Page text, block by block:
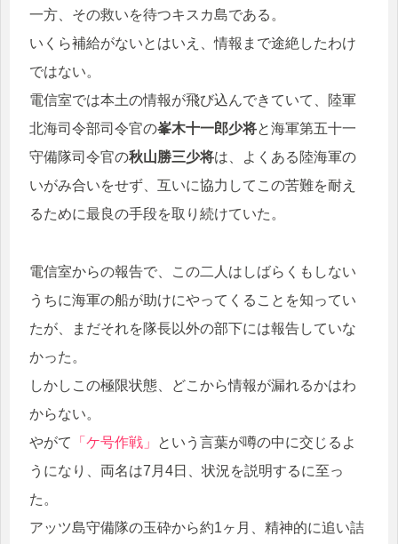
一方、その救いを待つキスカ島である。
いくら補給がないとはいえ、情報まで途絶したわけ
ではない。
電信室では本土の情報が飛び込んできていて、陸軍
北海司令部司令官の峯木十一郎少将と海軍第五十一
守備隊司令官の秋山勝三少将は、よくある陸海軍の
いがみ合いをせず、互いに協力してこの苦難を耐え
るために最良の手段を取り続けていた。
電信室からの報告で、この二人はしばらくもしない
うちに海軍の船が助けにやってくることを知ってい
たが、まだそれを隊長以外の部下には報告していな
かった。
しかしこの極限状態、どこから情報が漏れるかはわ
からない。
やがて
「ケ号作戦」
という言葉が噂の中に交じるよ
うになり、両名は7月4日、状況を説明するに至っ
た。
アッツ島守備隊の玉砕から約1ヶ月、精神的に追い詰